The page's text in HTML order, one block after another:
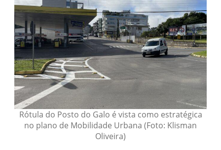
Rótula do Posto do Galo é vista como estratégica
no plano de Mobilidade Urbana (Foto: Klisman
Oliveira)